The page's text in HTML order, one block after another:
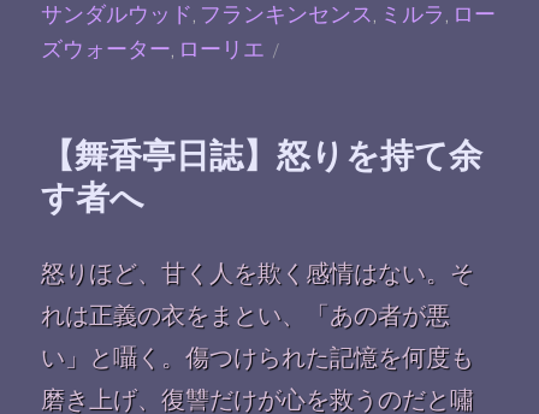
日:
ゴ
ー
サンダルウッド, フランキンセンス , ミルラ , ロー
ズウォーター, ローリエ
【舞香亭日誌】怒りを持て余
す者へ
怒りほど、甘く人を欺く感情はない。そ
れは正義の衣をまとい、「あの者が悪
い」と囁く。傷つけられた記憶を何度も
磨き上げ、復讐だけが心を救うのだと嘯